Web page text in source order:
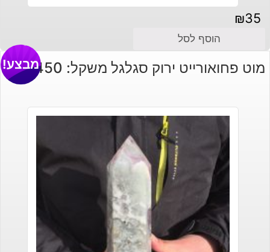
₪35
הוסף לסל
מוט פחואורייט ירוק סגלגל משקל: 1450 גרם מבצע!